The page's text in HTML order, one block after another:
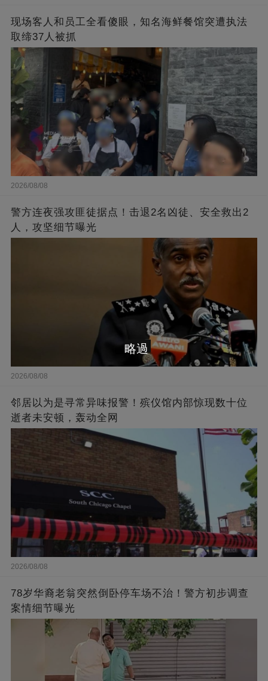
现场客人和员工全看傻眼，知名海鲜餐馆突遭执法
取缔37人被抓
2026/08/08
警方连夜强攻匪徒据点！击退2名凶徒、安全救出2
人，攻坚细节曝光
2026/08/08
邻居以为是寻常异味报警！殡仪馆内部惊现数十位
逝者未安顿，轰动全网
2026/08/08
78岁华裔老翁突然倒卧停车场不治！警方初步调查
案情细节曝光
略過